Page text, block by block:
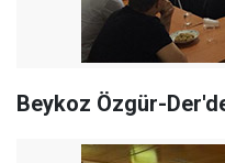
Beykoz Özgür-